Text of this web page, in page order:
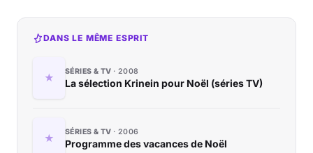
DANS LE MÊME ESPRIT
SÉRIES & TV 2008
La sélection Krinein pour Noël (séries TV)
SÉRIES & TV 2006
Programme des vacances de Noël